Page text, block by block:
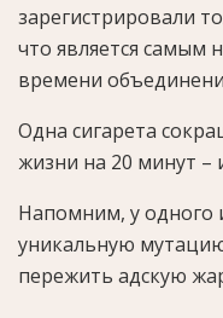
зарегистрировали
что является самым
времени
Одна сигарета
жизни на 20 минут –
Напомним, у одного
уникальную
пережить адскую